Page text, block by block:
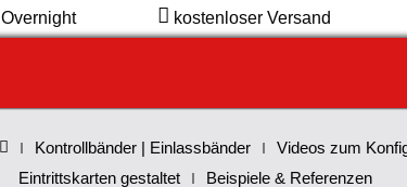
Overnight kostenloser Versand
Kontrollbänder | Einlassbänder Videos zum
Eintrittskarten gestaltet
Beispiele & Referenzen